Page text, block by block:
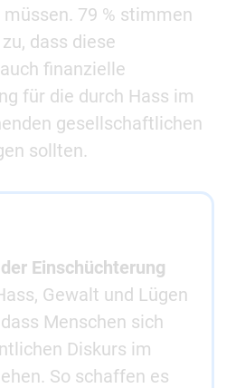
79 % stimmen
dass diese
finanzielle
für die durch Hass im
gesellschaftlichen
sollten.
Einschüchterung
Gewalt und Lügen
Menschen sich
Diskurs im
So schaffen es